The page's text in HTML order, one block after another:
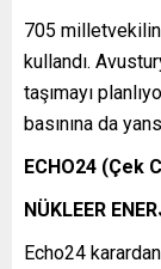
705
kullandı.
taşımayı
basınına da
ECHO24 (Çek
NÜKLEER
Echo24